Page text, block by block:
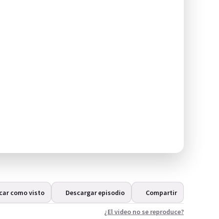
como visto Descargar episodio Compartir
¿El video no se reproduce?